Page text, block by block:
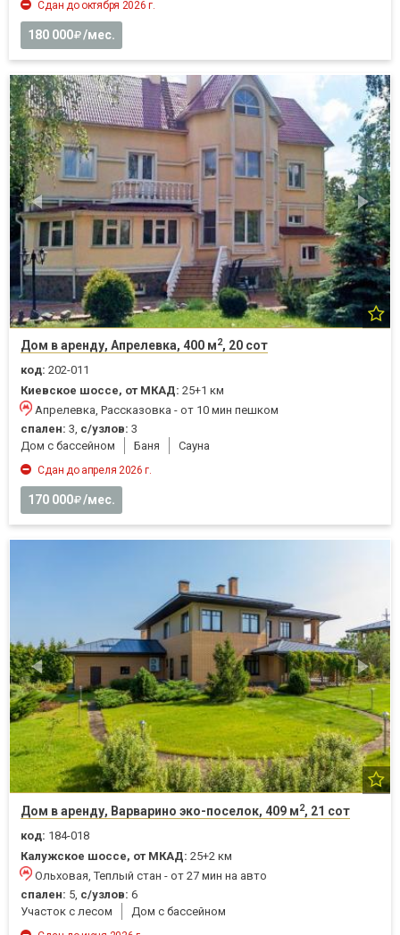
Сдан до октября 2026 г.
180 000 /мес.
Дом в аренду, Апрелевка, 400 м2, 20 сот
код: 202-011
Киевское шоссе, от МКАД: 25+1 км
Апрелевка, Рассказовка - от 10 мин пешком
спален: 3, с/узлов: 3
Дом с бассейном
Баня Cауна
Сдан до апреля 2026 г.
170 000 /мес.
Дом в аренду, Варварино эко-поселок, 409 м2, 21 сот
код: 184-018
Калужское шоссе, от МКАД: 25+2 км
Ольховая, Теплый стан - от 27 мин на авто
спален: 5, с/узлов: 6
Участок с лесом
Дом с бассейном